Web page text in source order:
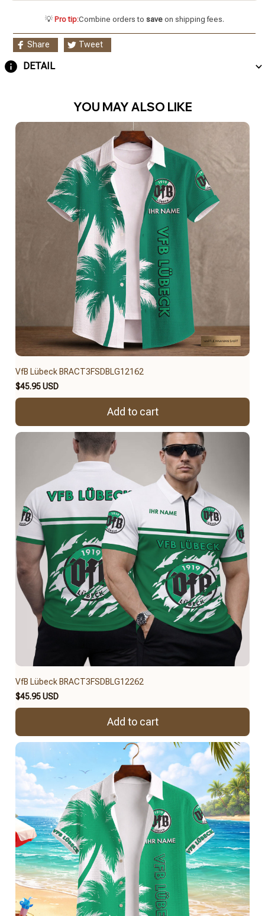
💡 Pro tip:Combine orders to saveon shipping fees.
Share Tweet
DETAIL
YOU MAY ALSO LIKE
VfB Lübeck BRACT3FSDBLG12162
$45.95 USD
Add to cart
VfB Lübeck BRACT3FSDBLG12262
$45.95 USD
Add to cart